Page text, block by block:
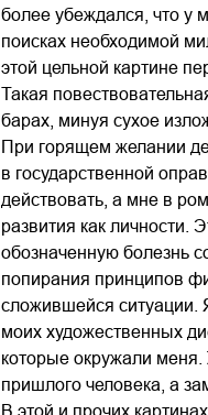
более убеждался, что у
поисках необходимой
этой цельной картине
Такая
барах, минуя сухое
При горящем желании
в государственной
действовать, а мне в
развития как личности.
обозначенную болезнь
попирания принципов
сложившейся ситуации.
моих художественных
которые окружали
пришлого человека, а